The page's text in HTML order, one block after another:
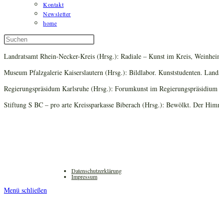
Kontakt
Newsletter
home
Diese
Website
durchsuchen
Press
to
the
search
panel.
Landratsamt Rhein-Necker-Kreis (Hrsg.): Radiale – Kunst im Kreis,
Museum Pfalzgalerie Kaiserslautern (Hrsg.): Bildlabor. Kunststudenten.
Regierungspräsidum Karlsruhe (Hrsg.): Forumkunst im
Stiftung S BC – pro arte Kreissparkasse Biberach (Hrsg.): Bewölkt. Der
Datenschutzerklärung
Impressum
Menü schließen